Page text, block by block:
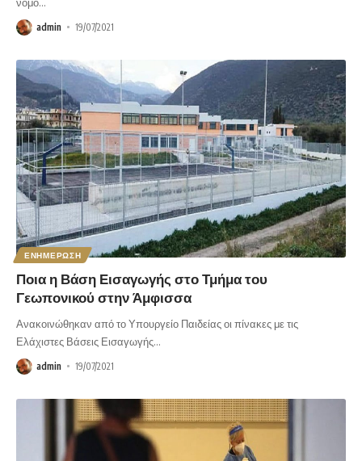
admin 19/07/2021
ΕΝΗΜΕΡΩΣΗ
Ποια η Βάση Εισαγωγής στο Τμήμα του
Γεωπονικού στην Άμφισσα
Ανακοινώθηκαν από το Υπουργείο Παιδείας οι πίνακες με τις
Ελάχιστες Βάσεις Εισαγωγής…
admin 19/07/2021